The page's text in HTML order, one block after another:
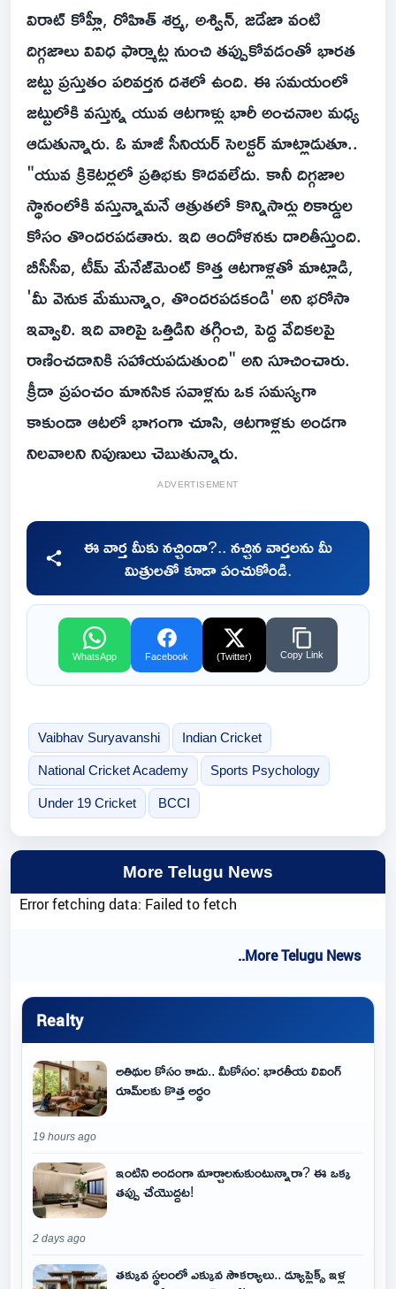
విరాట్ కోహ్లీ, రోహిత్ శర్మ, అశ్విన్, జడేజా వంటి
దిగ్గజాలు వివిధ ఫార్మాట్ల నుంచి తప్పుకోవడంతో భారత
జట్టు ప్రస్తుతం పరివర్తన దశలో ఉంది. ఈ సమయంలో
జట్టులోకి వస్తున్న యువ ఆటగాళ్లు భారీ అంచనాల మధ్య
ఆడుతున్నారు. ఓ మాజీ సీనియర్ సెలక్టర్ మాట్లాడుతూ..
"యువ క్రికెటర్లలో ప్రతిభకు కొదవలేదు. కానీ దిగ్గజాల
స్థానంలోకి వస్తున్నామనే ఆత్రుతలో కొన్నిసార్లు రికార్డుల
కోసం తొందరపడతారు. ఇది ఆందోళనకు దారితీస్తుంది.
బీసీసీఐ, టీమ్ మేనేజ్‌మెంట్ కొత్త ఆటగాళ్లతో మాట్లాడి,
'మీ వెనుక మేమున్నాం, తొందరపడకండి' అని భరోసా
ఇవ్వాలి. ఇది వారిపై ఒత్తిడిని తగ్గించి, పెద్ద వేదికలపై
రాణించడానికి సహాయపడుతుంది" అని సూచించారు.
క్రీడా ప్రపంచం మానసిక సవాళ్లను ఒక సమస్యగా
కాకుండా ఆటలో భాగంగా చూసి, ఆటగాళ్లకు అండగా
నిలవాలని నిపుణులు చెబుతున్నారు.
ADVERTISEMENT
ఈ వార్త మీకు నచ్చిందా?.. నచ్చిన వార్తలను మీ
మిత్రులతో కూడా పంచుకోండి.
WhatsApp Facebook (Twitter) Copy Link
Vaibhav Suryavanshi Indian Cricket
National Cricket Academy Sports Psychology
Under 19 Cricket BCCI
More Telugu News
Error fetching data: Failed to fetch
..More Telugu News
Realty
అతిథుల కోసం కాదు.. మీకోసం: భారతీయ లివింగ్
రూమ్‌లకు కొత్త అర్థం
19 hours ago
ఇంటిని అందంగా మార్చాలనుకుంటున్నారా? ఈ ఒక్క
తప్పు చేయొద్దట!
2 days ago
తక్కువ స్థలంలో ఎక్కువ సౌకర్యాలు.. డ్యూప్లెక్స్ ఇళ్ల